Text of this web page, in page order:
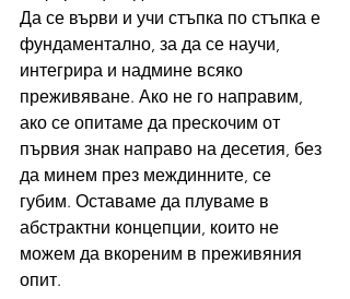
Да се върви и учи стъпка по стъпка е
фундаментално, за да се научи,
интегрира и надмине всяко
преживяване. Ако не го направим,
ако се опитаме да прескочим от
първия знак направо на десетия, без
да минем през междинните, се
губим. Оставаме да плуваме в
абстрактни концепции, които не
можем да вкореним в преживяния
опит.